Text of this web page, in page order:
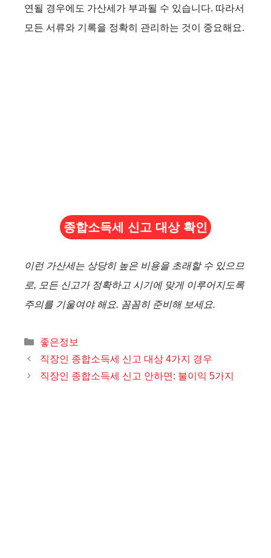
연될 경우에도 가산세가 부과될 수 있습니다. 따라서
모든 서류와 기록을 정확히 관리하는 것이 중요해요.
종합소득세 신고 대상 확인
이런 가산세는 상당히 높은 비용을 초래할 수 있으므
로, 모든 신고가 정확하고 시기에 맞게 이루어지도록
주의를 기울여야 해요. 꼼꼼히 준비해 보세요.
카
테
리
좋은정보
직장인 종합소득세 신고 대상 4가지 경우
직장인 종합소득세 신고 안하면: 불이익 5가지